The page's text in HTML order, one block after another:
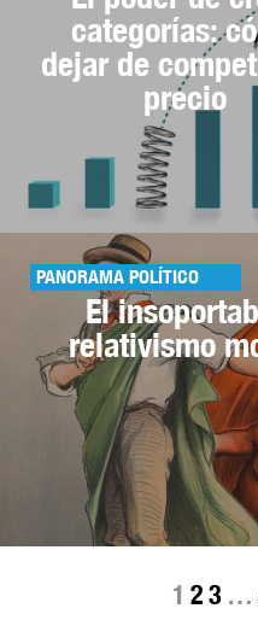
categorías:
dejar de
precio
PANORAMA POLÍTICO
El
relativismo
1 23 …